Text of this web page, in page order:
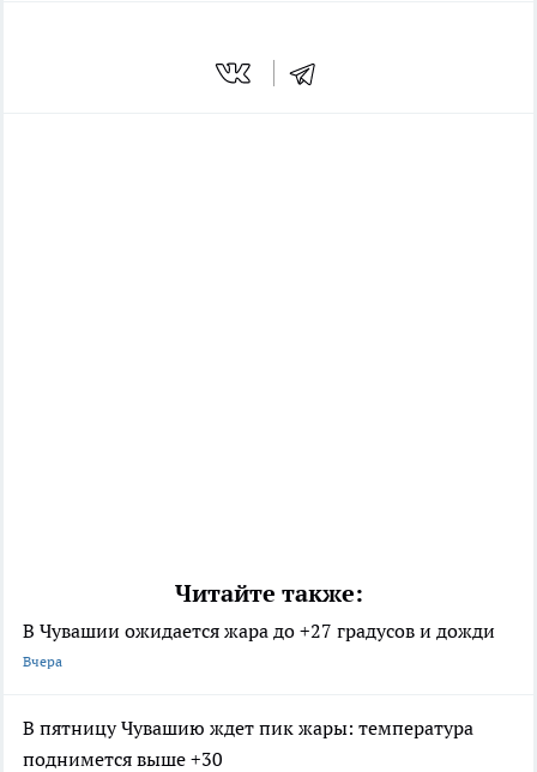
Читайте также:
В Чувашии ожидается жара до +27 градусов и дожди
Вчера
В пятницу Чувашию ждет пик жары: температура
поднимется выше +30